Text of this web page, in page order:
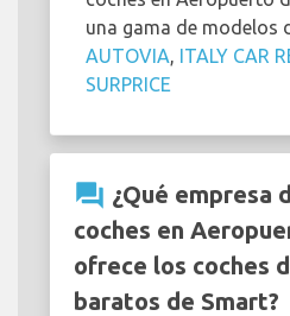
una gama de modelos
AUTOVIA ITALY CAR
SURPRICE
question_answer ¿Qué empresa
coches en
ofrece los coches
baratos de Smart?